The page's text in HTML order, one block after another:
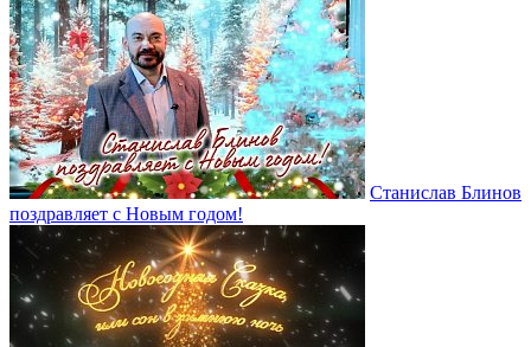
Станислав Блинов
поздравляет с Новым годом!